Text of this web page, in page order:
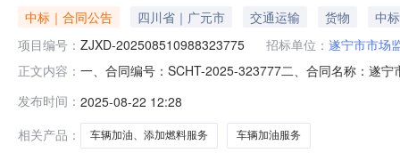
中标｜合同公告 四川省｜广元市 交通运输 货物
中
项目编号： ZJXD-202508510988323775 招标单位： 遂宁市市场
正文内容： 一、合同编号：SCHT-2025-323777二、合同名称：遂
区涪园路9号联系方式：17877761199供应商(乙方)：中
发布时间： 2025-08-22 12:28
相关产品：
车辆加油、添加燃料服务 车辆加油服务